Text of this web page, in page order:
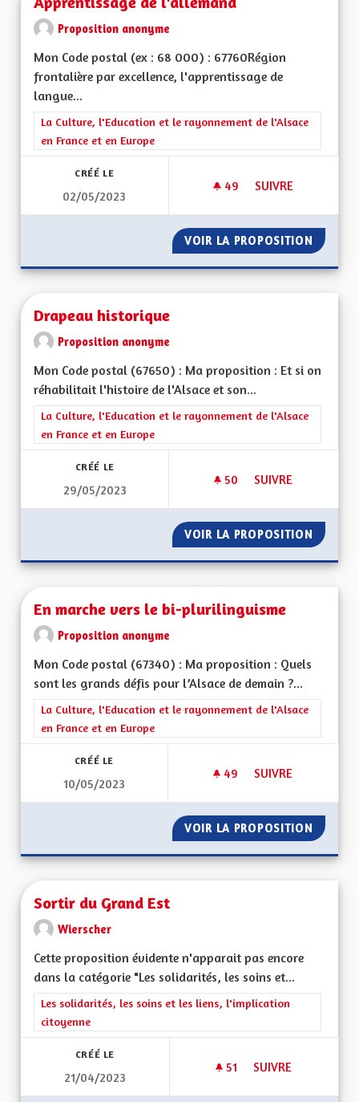
Proposition anonyme
Mon Code postal (ex : 68 000) : 67760Région
frontalière par excellence, l'apprentissage de
langue...
Filtrer les résultats de la catégorie : La Culture, l'Education et
La Culture, l'Education et le rayonnement de l'Alsace
en France et en Europe
CRÉÉ LE
02/05/2023
49 49 ABONNÉS
SUIVRE
VOIR LA PROPOSITION
Drapeau historique
Proposition anonyme
Mon Code postal (67650) : Ma proposition : Et si on
réhabilitait l'histoire de l'Alsace et son...
Filtrer les résultats de la catégorie : La Culture, l'Education et
La Culture, l'Education et le rayonnement de l'Alsace
en France et en Europe
CRÉÉ LE
29/05/2023
50 50 ABONNÉS
SUIVRE
VOIR LA PROPOSITION
En marche vers le bi-plurilinguisme
Proposition anonyme
Mon Code postal (67340) : Ma proposition : Quels
sont les grands défis pour l’Alsace de demain ?...
Filtrer les résultats de la catégorie : La Culture, l'Education et
La Culture, l'Education et le rayonnement de l'Alsace
en France et en Europe
CRÉÉ LE
10/05/2023
49 49 ABONNÉS
SUIVRE
VOIR LA PROPOSITION EN
Sortir du Grand Est
Wierscher
Cette proposition évidente n'apparait pas encore
dans la catégorie "Les solidarités, les soins et...
Filtrer les résultats de la catégorie : Les solidarités, les soins
Les solidarités, les soins et les liens, l'implication
citoyenne
CRÉÉ LE
21/04/2023
51 51 ABONNÉS
SUIVRE